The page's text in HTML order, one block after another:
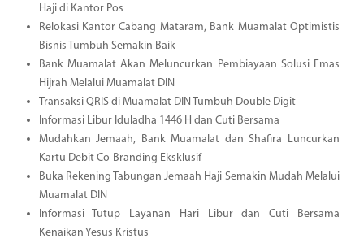
Haji di Kantor Pos
Relokasi Kantor Cabang Mataram, Bank Muamalat Optimistis
Bisnis Tumbuh Semakin Baik
Bank Muamalat Akan Meluncurkan Pembiayaan Solusi Emas
Hijrah Melalui Muamalat DIN
Transaksi QRIS di Muamalat DIN Tumbuh Double Digit
Informasi Libur Iduladha 1446 H dan Cuti Bersama
Mudahkan Jemaah, Bank Muamalat dan Shafira Luncurkan
Kartu Debit Co-Branding Eksklusif
Buka Rekening Tabungan Jemaah Haji Semakin Mudah Melalui
Muamalat DIN
Informasi Tutup Layanan Hari Libur dan Cuti Bersama
Kenaikan Yesus Kristus